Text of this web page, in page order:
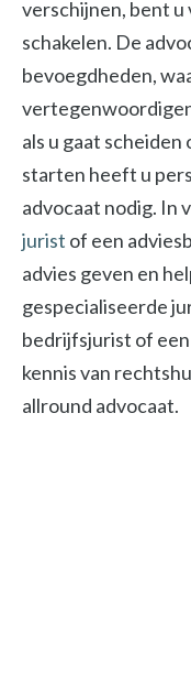
verschijnen, bent u
schakelen. De
bevoegdheden,
als u gaat
starten heeft u
advocaat nodig. In
jurist of een
advies geven en
gespecialiseerde
bedrijfsjurist of
kennis van
allround advocaat.